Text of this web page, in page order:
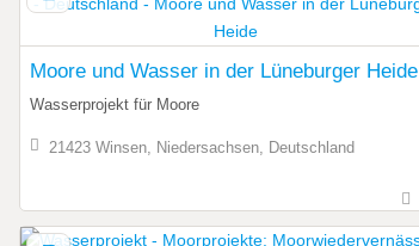
Moore und Wasser in der Lüneburger Heide
Wasserprojekt für Moore
21423 Winsen, Niedersachsen, Deutschland